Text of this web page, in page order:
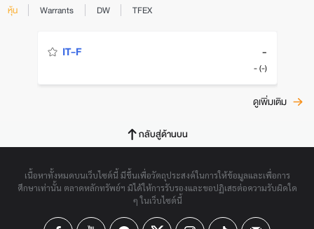
หุ้น Warrants DW TFEX
IT-F -
- (-)
ดูเพิ่มเติม
กลับสู่ด้านบน
เนื้อหาทั้งหมดบนเว็บไซต์นี้ มีขึ้นเพื่อวัตถุประสงค์ในการให้ข้อมูลและเพื่อการ
ศึกษาเท่านั้น ตลาดหลักทรัพย์ฯ มิได้ให้การรับรองและขอปฏิเสธต่อความรับผิดใด
ๆ ในเว็บไซต์นี้